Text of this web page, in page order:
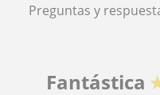
Preguntas y
Fantástica